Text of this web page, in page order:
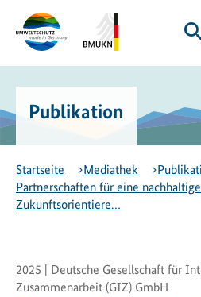
Hauptinhalt
springen
Hauptnavigation
springen
-
zur
Startseite
Klimaschutz,
Naturschutz
nukleare
Sicherheit
(BMUKN)
-
des
BMUKN
Publikation
Startseite Mediathek
Partnerschaften für eine
Zukunftsorientiere…
2025 | Deutsche Gesellschaft für
Zusammenarbeit (GIZ) GmbH